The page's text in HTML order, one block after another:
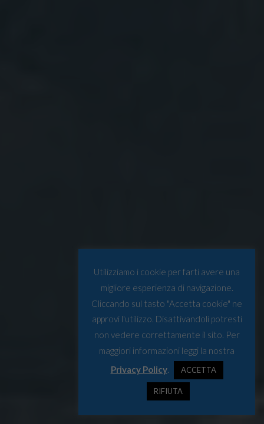
Utilizziamo i cookie per farti avere una
migliore esperienza di navigazione.
Cliccando sul tasto "Accetta cookie" ne
approvi l'utilizzo. Disattivandoli potresti
non vedere correttamente il sito. Per
maggiori informazioni leggi la nostra
Privacy Policy. ACCETTA
RIFIUTA